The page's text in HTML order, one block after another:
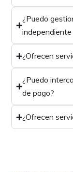
¿Puedo
¿Ofrecen
¿Puedo
de pago?
¿Ofrecen